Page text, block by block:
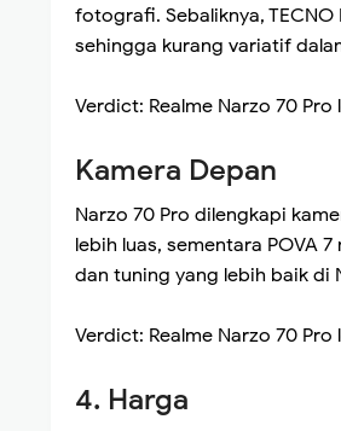
fotografi. Sebaliknya, TECNO
sehingga kurang variatif
Verdict: Realme Narzo 70
Kamera Depan
Narzo 70 Pro dilengkapi
lebih luas, sementara POVA
dan tuning yang lebih baik di
Verdict: Realme Narzo 70
4. Harga